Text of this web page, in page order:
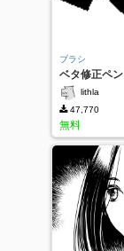
ブラシ
ベタ修正ペン
lithla
47,770
無料